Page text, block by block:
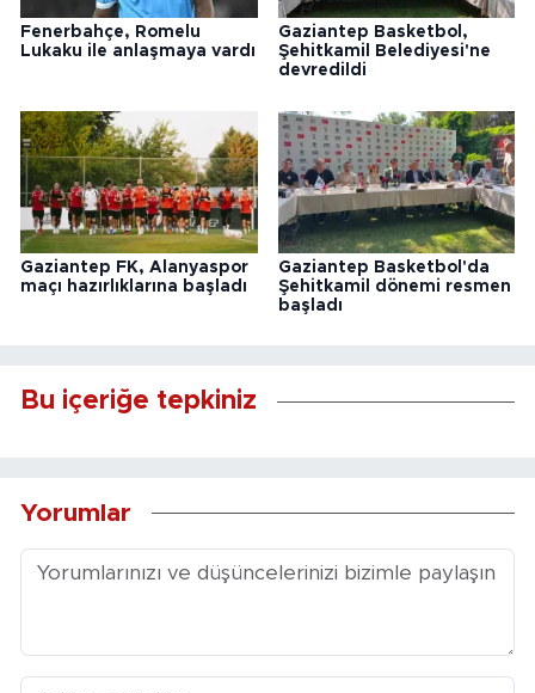
Fenerbahçe, Romelu
Lukaku ile anlaşmaya vardı
Gaziantep Basketbol,
Şehitkamil Belediyesi'ne
devredildi
Gaziantep FK, Alanyaspor
maçı hazırlıklarına başladı
Gaziantep Basketbol'da
Şehitkamil dönemi resmen
başladı
Bu içeriğe tepkiniz
Yorumlar